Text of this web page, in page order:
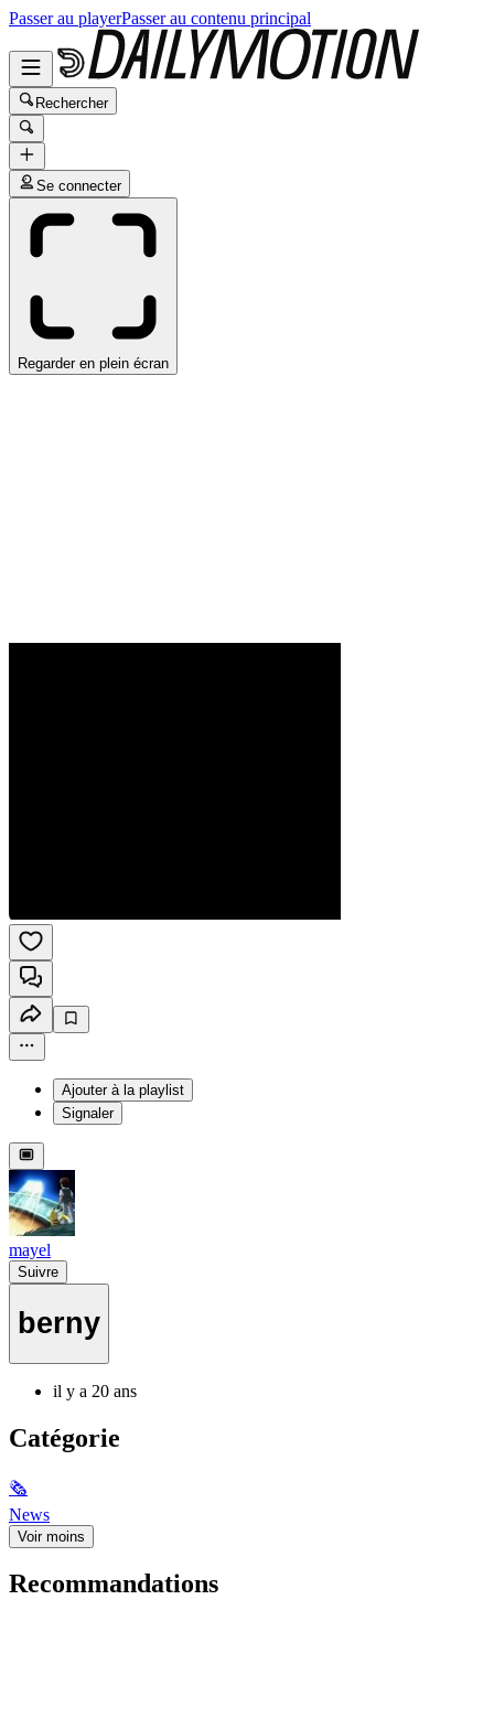
Passer au playerPasser au contenu principal
Rechercher
Se connecter
Regarder en plein écran
Ajouter à la playlist
Signaler
mayel
Suivre
berny
il y a 20 ans
Catégorie
🗞
News
Voir moins
Recommandations